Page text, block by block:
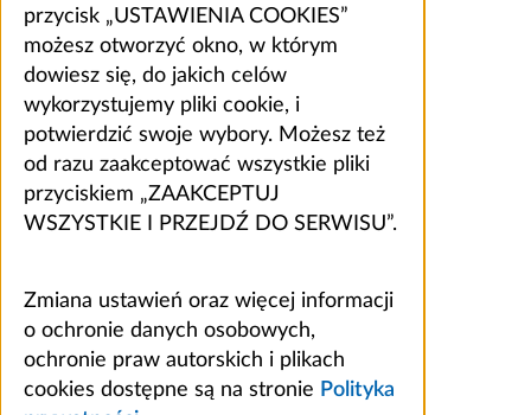
przycisk „USTAWIENIA COOKIES”
możesz otworzyć okno, w którym
dowiesz się, do jakich celów
wykorzystujemy pliki cookie, i
potwierdzić swoje wybory. Możesz też
od razu zaakceptować wszystkie pliki
przyciskiem „ZAAKCEPTUJ
WSZYSTKIE I PRZEJDŹ DO SERWISU”.
Zmiana ustawień oraz więcej informacji
o ochronie danych osobowych,
ochronie praw autorskich i plikach
cookies dostępne są na stronie Polityka